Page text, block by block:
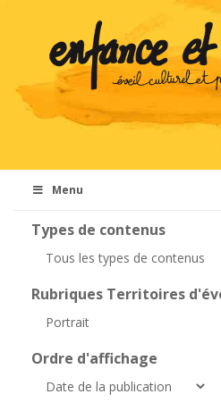
Menu
Types de contenus
Rubriques Territoires
Ordre d'affichage